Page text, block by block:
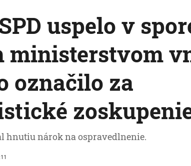
uspelo v
ministerstvom
označilo za
hnutiu nárok na ospravedlnenie.